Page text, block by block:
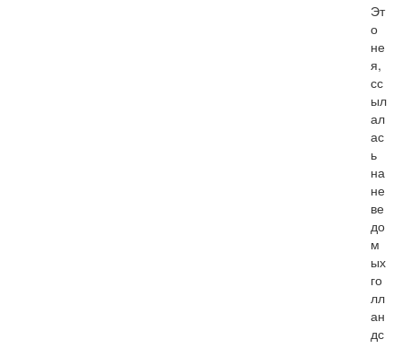
Эт
о
не
я,
сс
ыл
ал
ас
ь
на
не
ве
до
м
ых
го
лл
ан
дс